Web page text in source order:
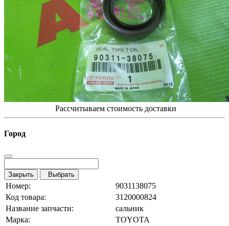
Рассчитываем стоимость доставки
Город
Закрыть Выбрать
Номер:
9031138075
Код товара:
3120000824
Название запчасти:
сальник
Марка:
TOYOTA